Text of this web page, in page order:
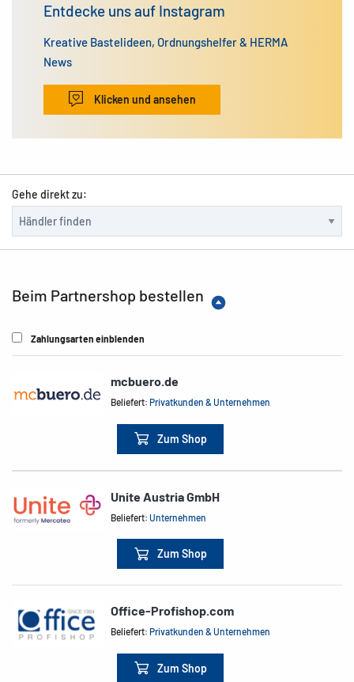
Entdecke uns auf Instagram
Kreative Bastelideen, Ordnungshelfer & HERMA
News
Klicken und ansehen
Gehe direkt zu:
Beim Partnershop bestellen
Zahlungsarten einblenden
mcbuero.de
Beliefert:Privatkunden & Unternehmen
Zum Shop
Unite Austria GmbH
Beliefert:Unternehmen
Zum Shop
Office-Profishop.com
Beliefert:Privatkunden & Unternehmen
Zum Shop